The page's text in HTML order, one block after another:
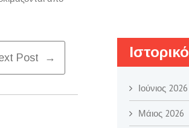
Post → Ιστορικό
Ιούνιος 2026
Μάιος 2026